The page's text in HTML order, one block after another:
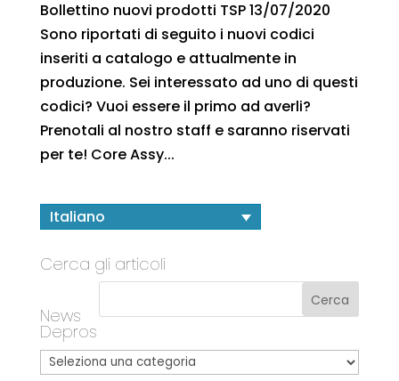
Bollettino nuovi prodotti TSP 13/07/2020
Sono riportati di seguito i nuovi codici
inseriti a catalogo e attualmente in
produzione. Sei interessato ad uno di questi
codici? Vuoi essere il primo ad averli?
Prenotali al nostro staff e saranno riservati
per te! Core Assy...
Italiano
Cerca gli articoli
News
Depros